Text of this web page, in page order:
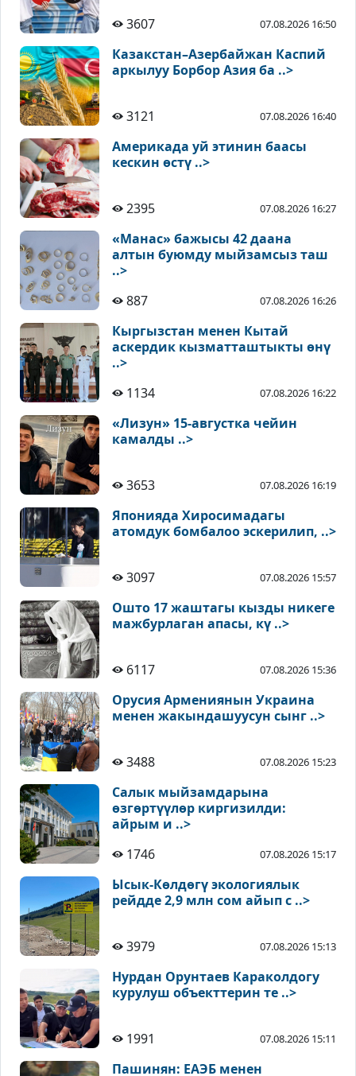
3607 07.08.2026 16:50
Казакстан–Азербайжан Каспий
аркылуу Борбор Азия ба ..>
3121 07.08.2026 16:40
Америкада уй этинин баасы
кескин өстү ..>
2395 07.08.2026 16:27
«Манас» бажысы 42 даана
алтын буюмду мыйзамсыз таш
..>
887
07.08.2026 16:26
Кыргызстан менен Кытай
аскердик кызматташтыкты өнү
..>
1134
07.08.2026 16:22
«Лизун» 15-августка чейин
камалды ..>
3653 07.08.2026 16:19
Японияда Хиросимадагы
атомдук бомбалоо эскерилип, ..>
3097 07.08.2026 15:57
Ошто 17 жаштагы кызды никеге
мажбурлаган апасы, кү ..>
6117 07.08.2026 15:36
Орусия Армениянын Украина
менен жакындашуусун сынг ..>
3488 07.08.2026 15:23
Салык мыйзамдарына
өзгөртүүлөр киргизилди:
айрым и ..>
1746
07.08.2026 15:17
Ысык-Көлдөгү экологиялык
рейдде 2,9 млн сом айып с ..>
3979 07.08.2026 15:13
Нурдан Орунтаев Караколдогу
курулуш объекттерин те ..>
1991 07.08.2026 15:11
Пашинян: ЕАЭБ менен